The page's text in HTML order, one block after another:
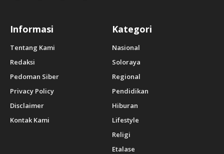
Informasi
Tentang Kami
Redaksi
Pedoman Siber
Privacy Policy
Disclaimer
Kontak Kami
Kategori
Nasional
Soloraya
Regional
Pendidikan
Hiburan
Lifestyle
Religi
Etalase